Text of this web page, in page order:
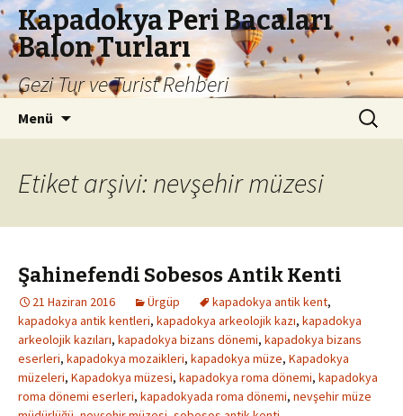
Kapadokya Peri Bacaları
Balon Turları
Gezi Tur ve Turist Rehberi
Menü Arama:
Etiket arşivi: nevşehir müzesi
Şahinefendi Sobesos Antik Kenti
21 Haziran 2016 Ürgüp kapadokya antik kent,
kapadokya antik kentleri, kapadokya arkeolojik kazı, kapadokya
arkeolojik kazıları, kapadokya bizans dönemi, kapadokya bizans
eserleri, kapadokya mozaikleri, kapadokya müze, Kapadokya
müzeleri, Kapadokya müzesi, kapadokya roma dönemi, kapadokya
roma dönemi eserleri, kapadokyada roma dönemi, nevşehir müze